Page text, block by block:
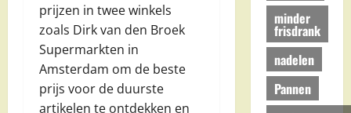
prijzen in twee winkels
zoals Dirk van den Broek
Supermarkten in
Amsterdam om de beste
prijs voor de duurste
artikelen te ontdekken en
minder
frisdrank
nadelen
Pannen